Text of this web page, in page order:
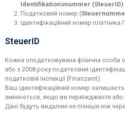
Identifikationsnummer (SteuerID)
Податковий номер (
Ідентифікаційний номер платника
SteuerID
Кожна оподатковувана фізична особа
або з 2008 року податковий
податковій інспекції (Finanzamt).
Ваш ідентифікаційний номер
змінюється, якщо ви переїжджаєте або
Дані будуть видалені не пізніше ніж